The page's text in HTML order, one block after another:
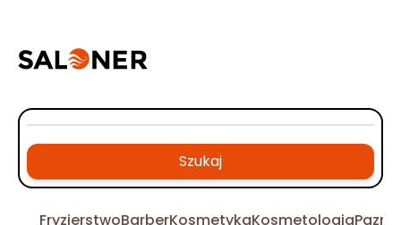
Szukaj
FryzjerstwoBarberKosmetykaKosmetologia